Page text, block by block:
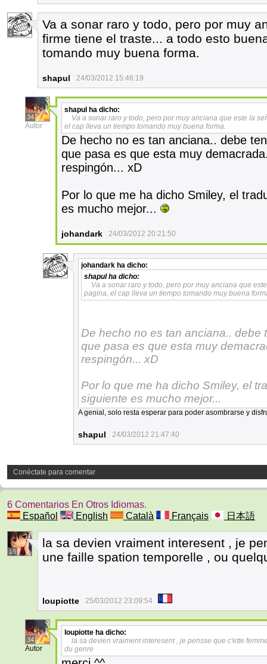
1
Va a sonar raro y todo, pero por muy
firme tiene el traste... a todo esto
tomando muy buena forma.
shapul 24/03/2012 15:46:19
34
Autor
shapul ha dicho:
Va a sonar raro y todo, pero por muy anciana que este la
el cap lleva un tiempo tomando muy buena forma.
De hecho no es tan anciana.. debe
que pasa es que esta muy
respingón... xD
Por lo que me ha dicho Smiley, el
es mucho mejor...
johandark 24/03/2012 20:21:50
1
johandark ha dicho:
shapulha dicho:
Va a sonar raro y todo, pero por muy anciana que
pagina, el cap lleva un tiempo tomando muy buena
De hecho no es tan anciana..
que pasa es que esta muy
respingón... xD
Por lo que me ha dicho Smiley, el
siguiente es mucho mejor...
A genial, solo resta esperar para poder asombrarse y
shapul 24/03/2012 21:47:40
Conéctate para comentar
6 Comentarios En Otros Idiomas.
Español
English Català Français 日本語
16
la sa devien vraiment interesent , je
une faille spation temporelle , ou
loupiotte 25/03/2012 23:09:54
34
Autor
loupiotte ha dicho:
la sa devien vraiment interesent , je pensse que c'ette
du genre